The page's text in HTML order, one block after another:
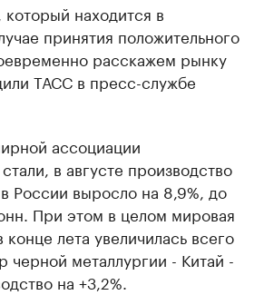
находится в
принятия положительного
расскажем рынку
ТАСС в пресс-службе
ассоциации
в августе производство
России выросло на 8,9%, до
При этом в целом мировая
конце лета увеличилась всего
черной металлургии - Китай -
на +3,2%.